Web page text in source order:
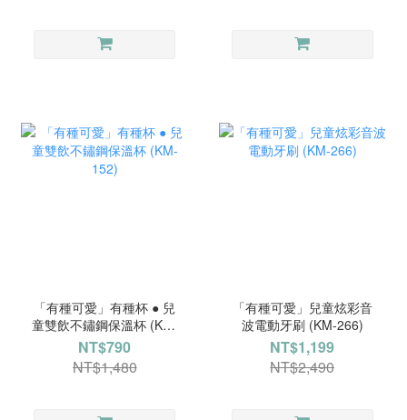
「有種可愛」有種杯 ● 兒
童雙飲不鏽鋼保溫杯 (KM-
152)
NT$790
NT$1,480
「有種可愛」兒童炫彩音
波電動牙刷 (KM-266)
NT$1,199
NT$2,490